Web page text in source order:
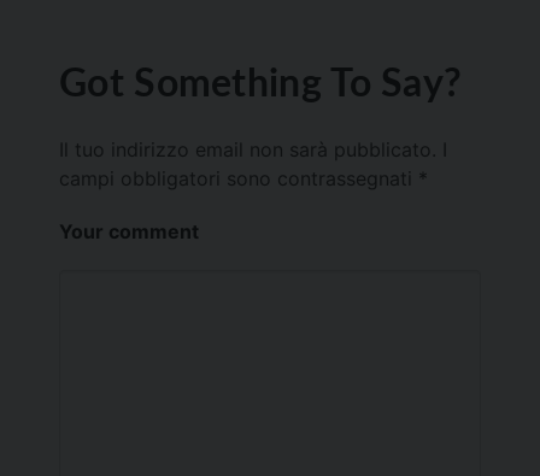
Got Something To Say?
Il tuo indirizzo email non sarà pubblicato.
campi obbligatori sono contrassegnati *
Your comment